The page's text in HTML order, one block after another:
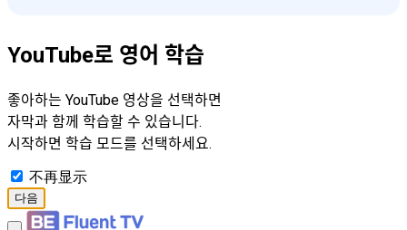
YouTube로 영어 학습
좋아하는 YouTube 영상을 선택하면
자막과 함께 학습할 수 있습니다.
시작하면 학습 모드를 선택하세요.
不再显示
다음